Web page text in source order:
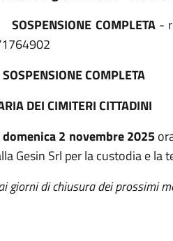
SOSPENSIONE COMPLETA-
SOSPENSIONE COMPLETA
DEI CIMITERI CITTADINI
2 novembre 2025
Gesin Srl per la custodia e la
giorni di chiusura dei prossimi